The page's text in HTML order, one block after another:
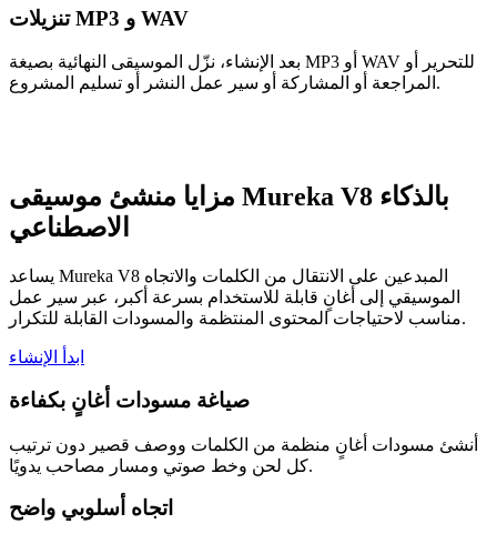
تنزيلات MP3 و WAV
بعد الإنشاء، نزّل الموسيقى النهائية بصيغة MP3 أو WAV للتحرير أو
المراجعة أو المشاركة أو سير عمل النشر أو تسليم المشروع.
مزايا منشئ موسيقى Mureka V8 بالذكاء
الاصطناعي
يساعد Mureka V8 المبدعين على الانتقال من الكلمات والاتجاه
الموسيقي إلى أغانٍ قابلة للاستخدام بسرعة أكبر، عبر سير عمل
مناسب لاحتياجات المحتوى المنتظمة والمسودات القابلة للتكرار.
ابدأ الإنشاء
صياغة مسودات أغانٍ بكفاءة
أنشئ مسودات أغانٍ منظمة من الكلمات ووصف قصير دون ترتيب
كل لحن وخط صوتي ومسار مصاحب يدويًا.
اتجاه أسلوبي واضح